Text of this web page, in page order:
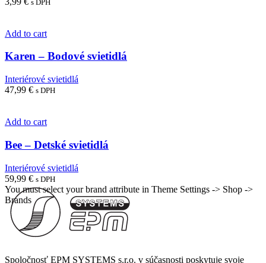
s DPH
Add to cart
Karen – Bodové svietidlá
Interiérové svietidlá
47,99 € s DPH
Add to cart
Bee – Detské svietidlá
Interiérové svietidlá
59,99 € s DPH
You must select your brand attribute in Theme Settings -> Shop ->
Brands
Spoločnosť EPM SYSTEMS s.r.o. v súčasnosti poskytuje svoje